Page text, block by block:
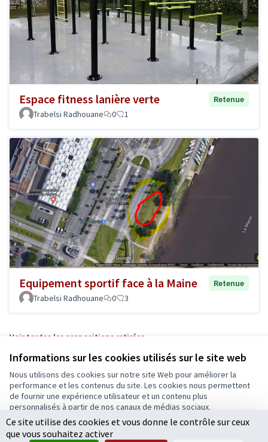
Informations sur les cookies utilisés sur le site web
Nous utilisons des cookies sur notre site Web pour améliorer la
performance et les contenus du site. Les cookies nous permettent
de fournir une expérience utilisateur et un contenu plus
personnalisés à partir de nos canaux de médias sociaux.
Tout accepter
Espace fitness lanière verte
Retenue
Trabelsi Radhouane
0 1
Equipement sportif face à la Maine
Retenue
Trabelsi Radhouane
0 3
Voir toutes les propositions retirées
Conditions d'utilisation
Paramètres des cookies
Ecrivons Angers sur X
(Lien externe)
Ecrivons Angers sur Facebook
(Lien externe)
Ce site utilise des cookies et vous donne le contrôle sur ceux
que vous souhaitez activer